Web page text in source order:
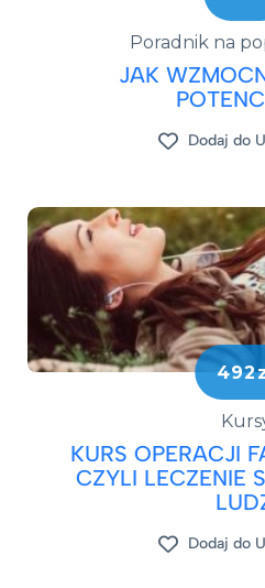
Poradnik na
JAK
Dodaj do
KURS OPERACJI
CZYLI LECZENIE
Dodaj do